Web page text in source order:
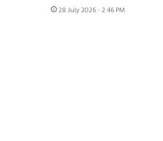
28 July 2026 - 2:46 PM